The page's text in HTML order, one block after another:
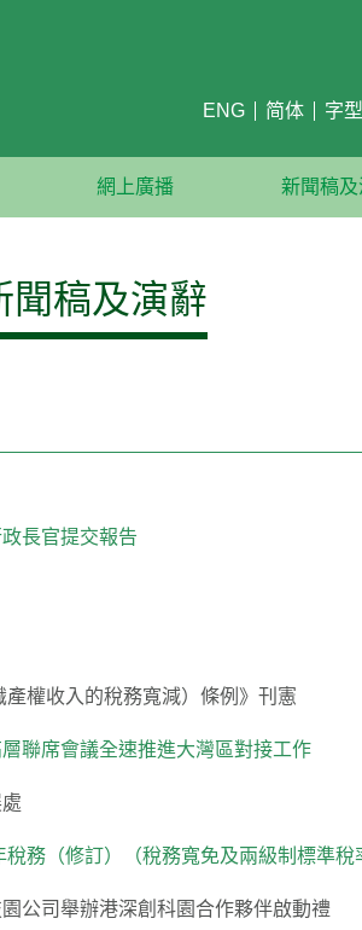
網上廣播 新聞稿
ENG 简体 字
聞稿及演辭
長官提交報告
產權收入的稅務寬減）條例》刊憲
聯席會議全速推進大灣區對接工作
務（修訂）（稅務寬免及兩級制標準稅
公司舉辦港深創科園合作夥伴啟動禮